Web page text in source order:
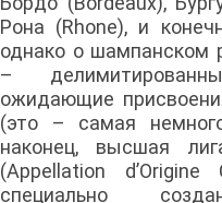
Рона (Rhone), и
однако о шампанском
–
ожидающие
(это – самая
наконец, высшая
(Appellation d’Origine
специально